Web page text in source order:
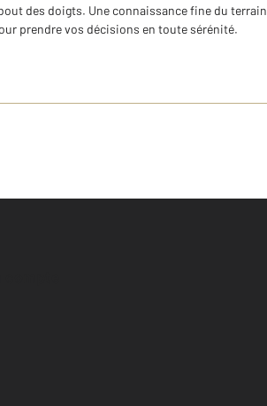
des doigts. Une connaissance fine du
prendre vos décisions en toute sérénité.
compte